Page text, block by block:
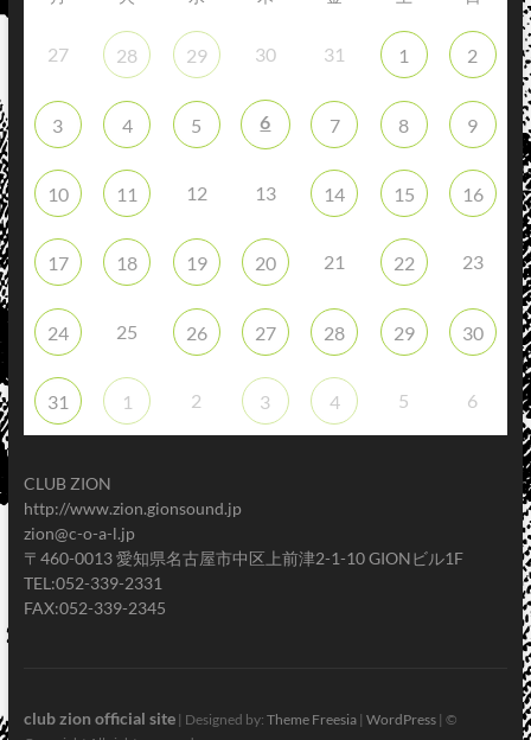
27 28 29 30 31 1 2
3 4 5 6 7 8 9
10 11 12 13 14 15 16
17 18 19 20 21 22 23
24 25 26 27 28 29 30
31 1 2 3 4 5 6
CLUB ZION
http://www.zion.gionsound.jp
zion@c-o-a-l.jp
〒460-0013 愛知県名古屋市中区上前津2-1-10 GIONビル1F
TEL:052-339-2331
FAX:052-339-2345
club zion official site| Designed by: Theme Freesia| WordPress| ©